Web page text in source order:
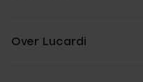
Over Lucardi